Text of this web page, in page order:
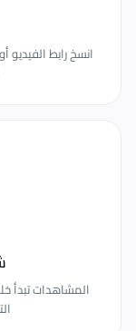
انسخ رابط
المشاهدات تبدأ